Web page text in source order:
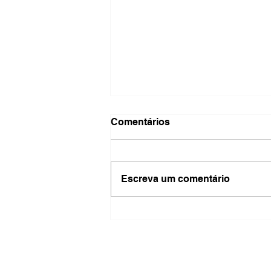
Comentários
Escreva um comentário